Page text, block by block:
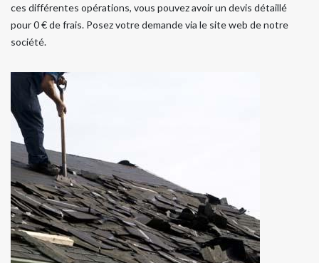
ces différentes opérations, vous pouvez avoir un devis détaillé
pour 0 € de frais. Posez votre demande via le site web de notre
société.